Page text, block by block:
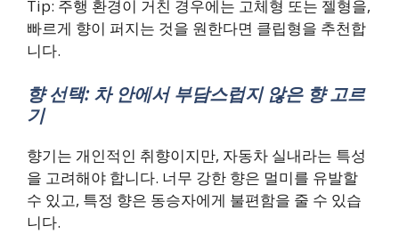
Tip: 주행 환경이 거친 경우에는 고체형 또는 젤형을,
빠르게 향이 퍼지는 것을 원한다면 클립형을 추천합
니다.
향 선택: 차 안에서 부담스럽지 않은 향 고르
기
향기는 개인적인 취향이지만, 자동차 실내라는 특성
을 고려해야 합니다. 너무 강한 향은 멀미를 유발할
수 있고, 특정 향은 동승자에게 불편함을 줄 수 있습
니다.